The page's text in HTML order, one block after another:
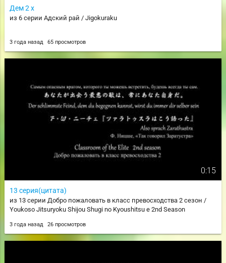
Дем 2 х
из 6 серии Адский рай / Jigokuraku
3 года назад 65 просмотров
0:15
13 серия(цитата)
из 13 серии Добро пожаловать в класс превосходства 2 сезон /
Youkoso Jitsuryoku Shijou Shugi no Kyoushitsu e 2nd Season
3 года назад 26 просмотров